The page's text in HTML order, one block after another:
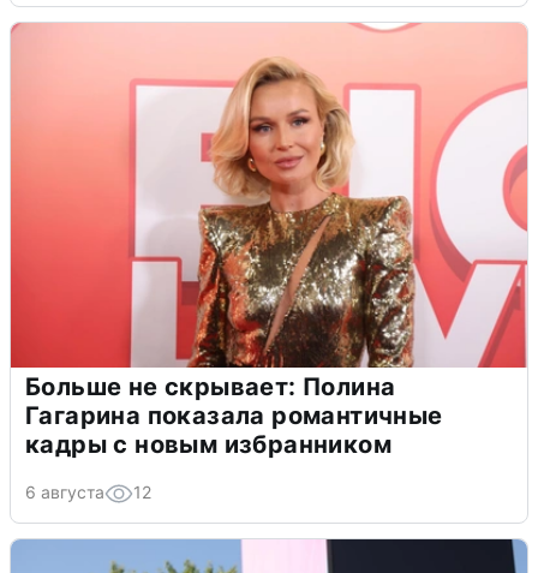
Больше не скрывает: Полина
Гагарина показала романтичные
кадры с новым избранником
6 августа 12